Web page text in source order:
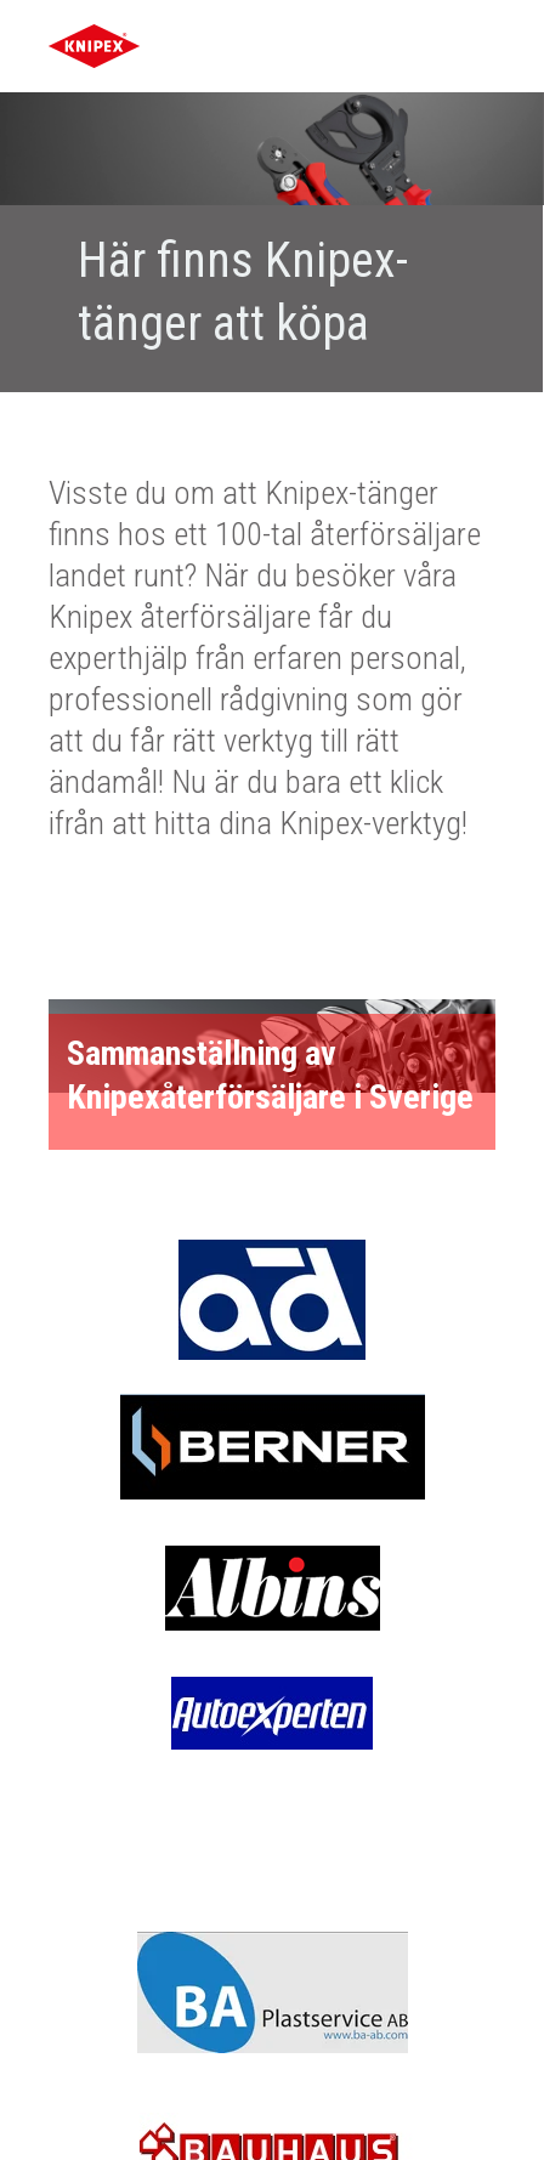
Här finns Knipex-
tänger att köpa
Visste du om att Knipex-tänger
finns hos ett 100-tal återförsäljare
landet runt? När du besöker våra
Knipex återförsäljare får du
experthjälp från erfaren personal,
professionell rådgivning som gör
att du får rätt verktyg till rätt
ändamål! Nu är du bara ett klick
ifrån att hitta dina Knipex-verktyg!
Sammanställning av
Knipexåterförsäljare i Sverige